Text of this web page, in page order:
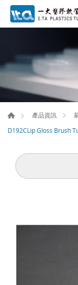
產品資訊
D192CLip Gloss Brush